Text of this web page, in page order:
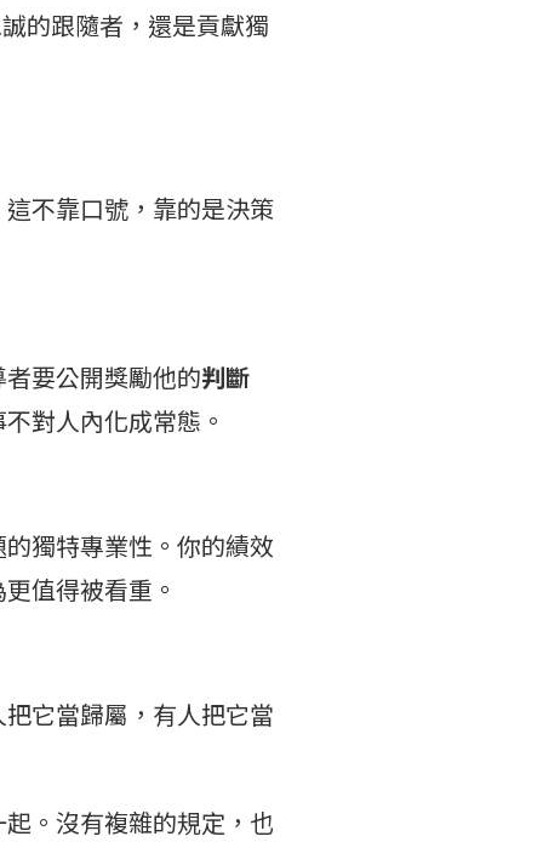
的跟隨者，還是貢獻獨
不靠口號，靠的是決策
要公開獎勵他的判斷
對人內化成常態。
獨特專業性。你的績效
值得被看重。
它當歸屬，有人把它當
。沒有複雜的規定，也